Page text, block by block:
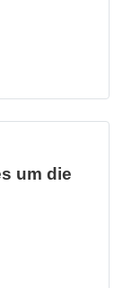
um die